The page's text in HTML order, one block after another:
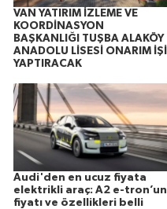
VAN YATIRIM İZLEME VE
KOORDİNASYON
BAŞKANLIĞI TUŞBA ALAKÖY
ANADOLU LİSESİ ONARIM İŞİ
YAPTIRACAK
Audi'den en ucuz fiyata
elektrikli araç: A2 e-tron’un
fiyatı ve özellikleri belli